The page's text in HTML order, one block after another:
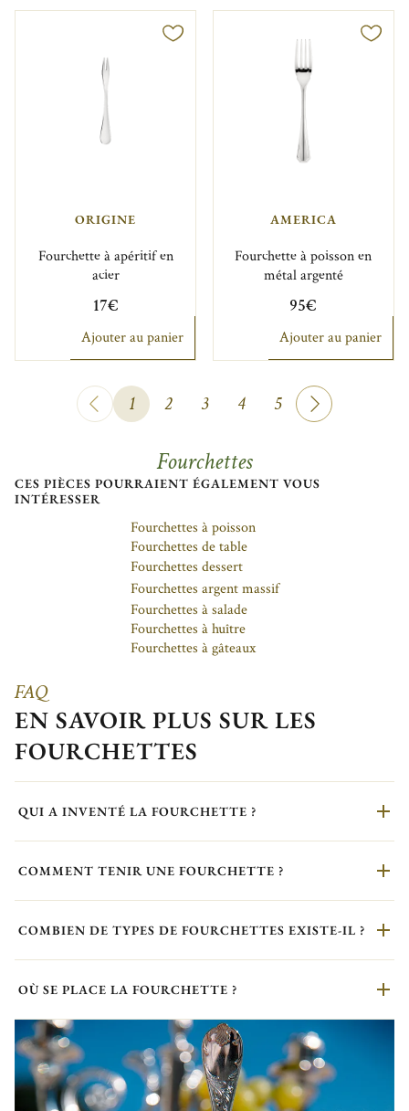
ORIGINE
Fourchette à apéritif en
acier
17€
Ajouter au panier
AMERICA
Fourchette à poisson en
métal argenté
95€
Ajouter au panier
1 2 3 4 5
Fourchettes
CES PIÈCES POURRAIENT ÉGALEMENT VOUS
INTÉRESSER
Fourchettes à poisson
Fourchettes de table
Fourchettes dessert
Fourchettes argent massif
Fourchettes à salade
Fourchettes à huître
Fourchettes à gâteaux
FAQ
EN SAVOIR PLUS SUR LES
FOURCHETTES
QUI A INVENTÉ LA FOURCHETTE ?
COMMENT TENIR UNE FOURCHETTE ?
COMBIEN DE TYPES DE FOURCHETTES EXISTE-IL ?
OÙ SE PLACE LA FOURCHETTE ?